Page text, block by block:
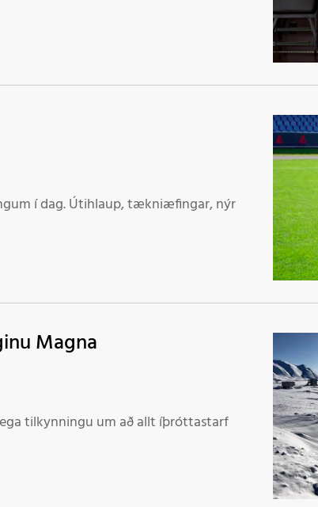
í dag. Útihlaup, tækniæfingar, nýr
Magna
tilkynningu um að allt íþróttastarf